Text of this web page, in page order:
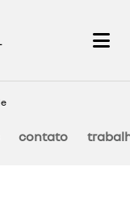
contato